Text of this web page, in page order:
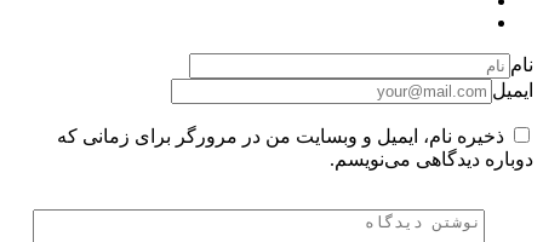
نام
ایمیل
ذخیره نام، ایمیل و وبسایت من در مرورگر برای زمانی که
دوباره دیدگاهی می‌نویسم.